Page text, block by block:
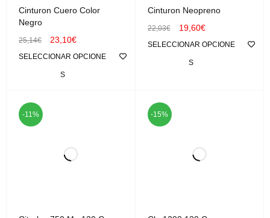
Cinturon Cuero Color
Negro
25,14€ 23,10€
SELECCIONAR OPCIONE
S
Cinturon Neopreno
22,03€ 19,60€
SELECCIONAR OPCIONE
S
-11% -15%